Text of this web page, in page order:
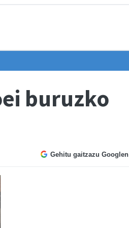
buruzko
Gehitu gaitzazu Googlen